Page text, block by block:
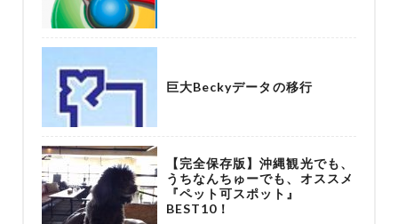
巨大Beckyデータの移行
【完全保存版】沖縄観光でも、
うちなんちゅーでも、オススメ
『ペット可スポット』
BEST10！